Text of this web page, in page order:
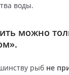
воды.
можно
рыб не